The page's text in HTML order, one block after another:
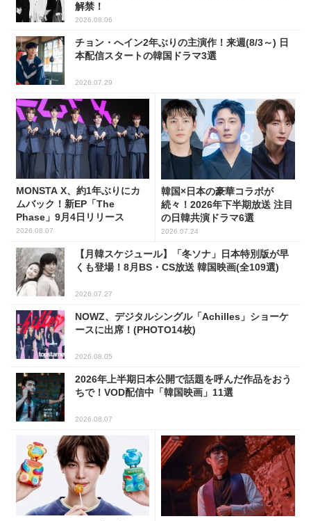
解禁！
2026.08.06
チョン・へイン2年ぶりの主演作！来週(8/3～) 日
本配信スタートの韓国ドラマ3選
2026.07.29
MONSTA X、約1年ぶりにカ
ムバック！新EP「The
Phase」9月4日リリース
2026.08.07
韓国×日本の豪華コラボが
続々！2026年下半期放送 注目
の日韓共演ドラマ6選
2026.07.24
【月韓スケジュール】「冬ソナ」日本特別版が早
くも登場！8月BS・CS放送 韓国映画(全109選)
2026.07.27
NOWZ、デジタルシングル「Achilles」ショーケ
ースに出席！(PHOTO14枚)
2026.08.05
2026年上半期日本公開で話題を呼んだ作品をおう
ちで！VOD配信中「韓国映画」11選
2026.08.07